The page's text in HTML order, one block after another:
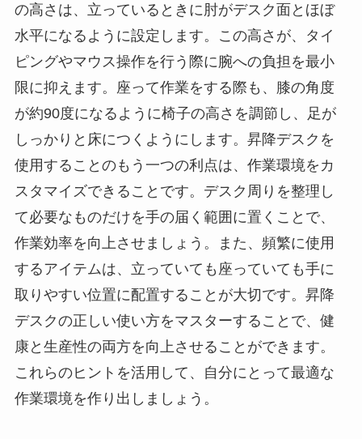
の高さは、立っているときに肘がデスク面とほぼ
水平になるように設定します。この高さが、タイ
ピングやマウス操作を行う際に腕への負担を最小
限に抑えます。座って作業をする際も、膝の角度
が約90度になるように椅子の高さを調節し、足が
しっかりと床につくようにします。昇降デスクを
使用することのもう一つの利点は、作業環境をカ
スタマイズできることです。デスク周りを整理し
て必要なものだけを手の届く範囲に置くことで、
作業効率を向上させましょう。また、頻繁に使用
するアイテムは、立っていても座っていても手に
取りやすい位置に配置することが大切です。昇降
デスクの正しい使い方をマスターすることで、健
康と生産性の両方を向上させることができます。
これらのヒントを活用して、自分にとって最適な
作業環境を作り出しましょう。